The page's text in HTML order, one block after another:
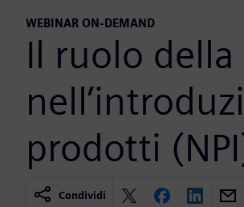
WEBINAR ON-DEMAND
Il ruolo
prodotti
Condividi